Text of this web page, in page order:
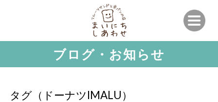
ブログ・お知らせ
タグ（ドーナツIMALU）